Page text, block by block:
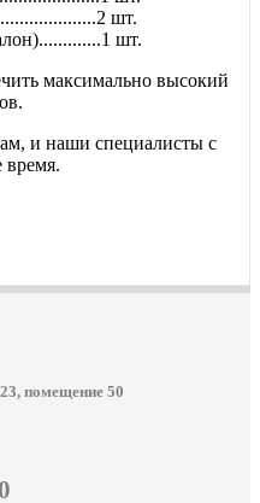
шт.
шт.
максимально высокий
и наши специалисты с
время.
помещение 50